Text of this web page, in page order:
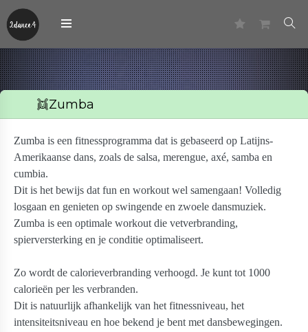
👯Zumba
Zumba is een fitnessprogramma dat is gebaseerd op Latijns-
Amerikaanse dans, zoals de salsa, merengue, axé, samba en
cumbia.
Dit is het bewijs dat fun en workout wel samengaan! Volledig
losgaan en genieten op swingende en zwoele dansmuziek.
Zumba is een optimale workout die vetverbranding,
spierversterking en je conditie optimaliseert.
Zo wordt de calorieverbranding verhoogd. Je kunt tot 1000
calorieën per les verbranden.
Dit is natuurlijk afhankelijk van het fitnessniveau, het
intensiteitsniveau en hoe bekend je bent met dansbewegingen.